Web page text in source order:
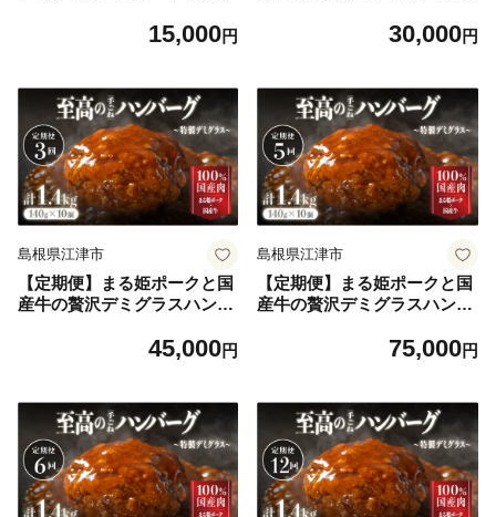
1】 ハンバーグ 惣菜 調理済
15,000円
4 ハンバーグ 惣菜 調理済み
30,000円
島根県江津市
【定期便】まる姫ポークと国
産牛の贅沢デミグラスハンバ
5 ハンバーグ 惣菜 調理済み
45,000円
島根県江津市
【定期便】まる姫ポークと国
産牛の贅沢デミグラスハンバ
ハンバーグ 惣菜 調理済み レ
75,000円